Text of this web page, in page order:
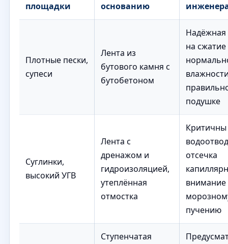
площадки
основанию
Плотные пески,
супеси
Лента из
бутового камня с
бутобетоном
Надёжная
на
подушке
Суглинки,
высокий УГВ
Лента с
дренажом и
гидроизоляцией,
утеплённая
отмостка
Критичны
отсечка
внимание
пучению
Ступенчатая